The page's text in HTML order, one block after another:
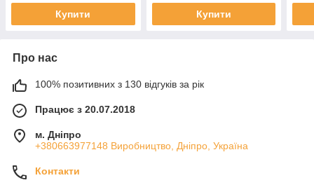
Купити Купити
Про нас
100% позитивних з 130 відгуків за рік
Працює з 20.07.2018
м. Дніпро
+380663977148 Виробництво, Дніпро, Україна
Контакти